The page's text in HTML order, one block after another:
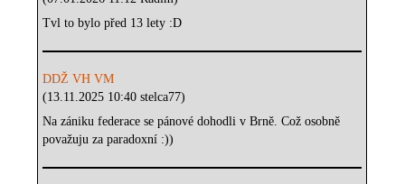
Tvl to bylo před 13 lety :D
DDŽ VH VM
(13.11.2025 10:40 stelca77)
Na zániku federace se pánové dohodli v Brně. Což osobně
považuju za paradoxní :))